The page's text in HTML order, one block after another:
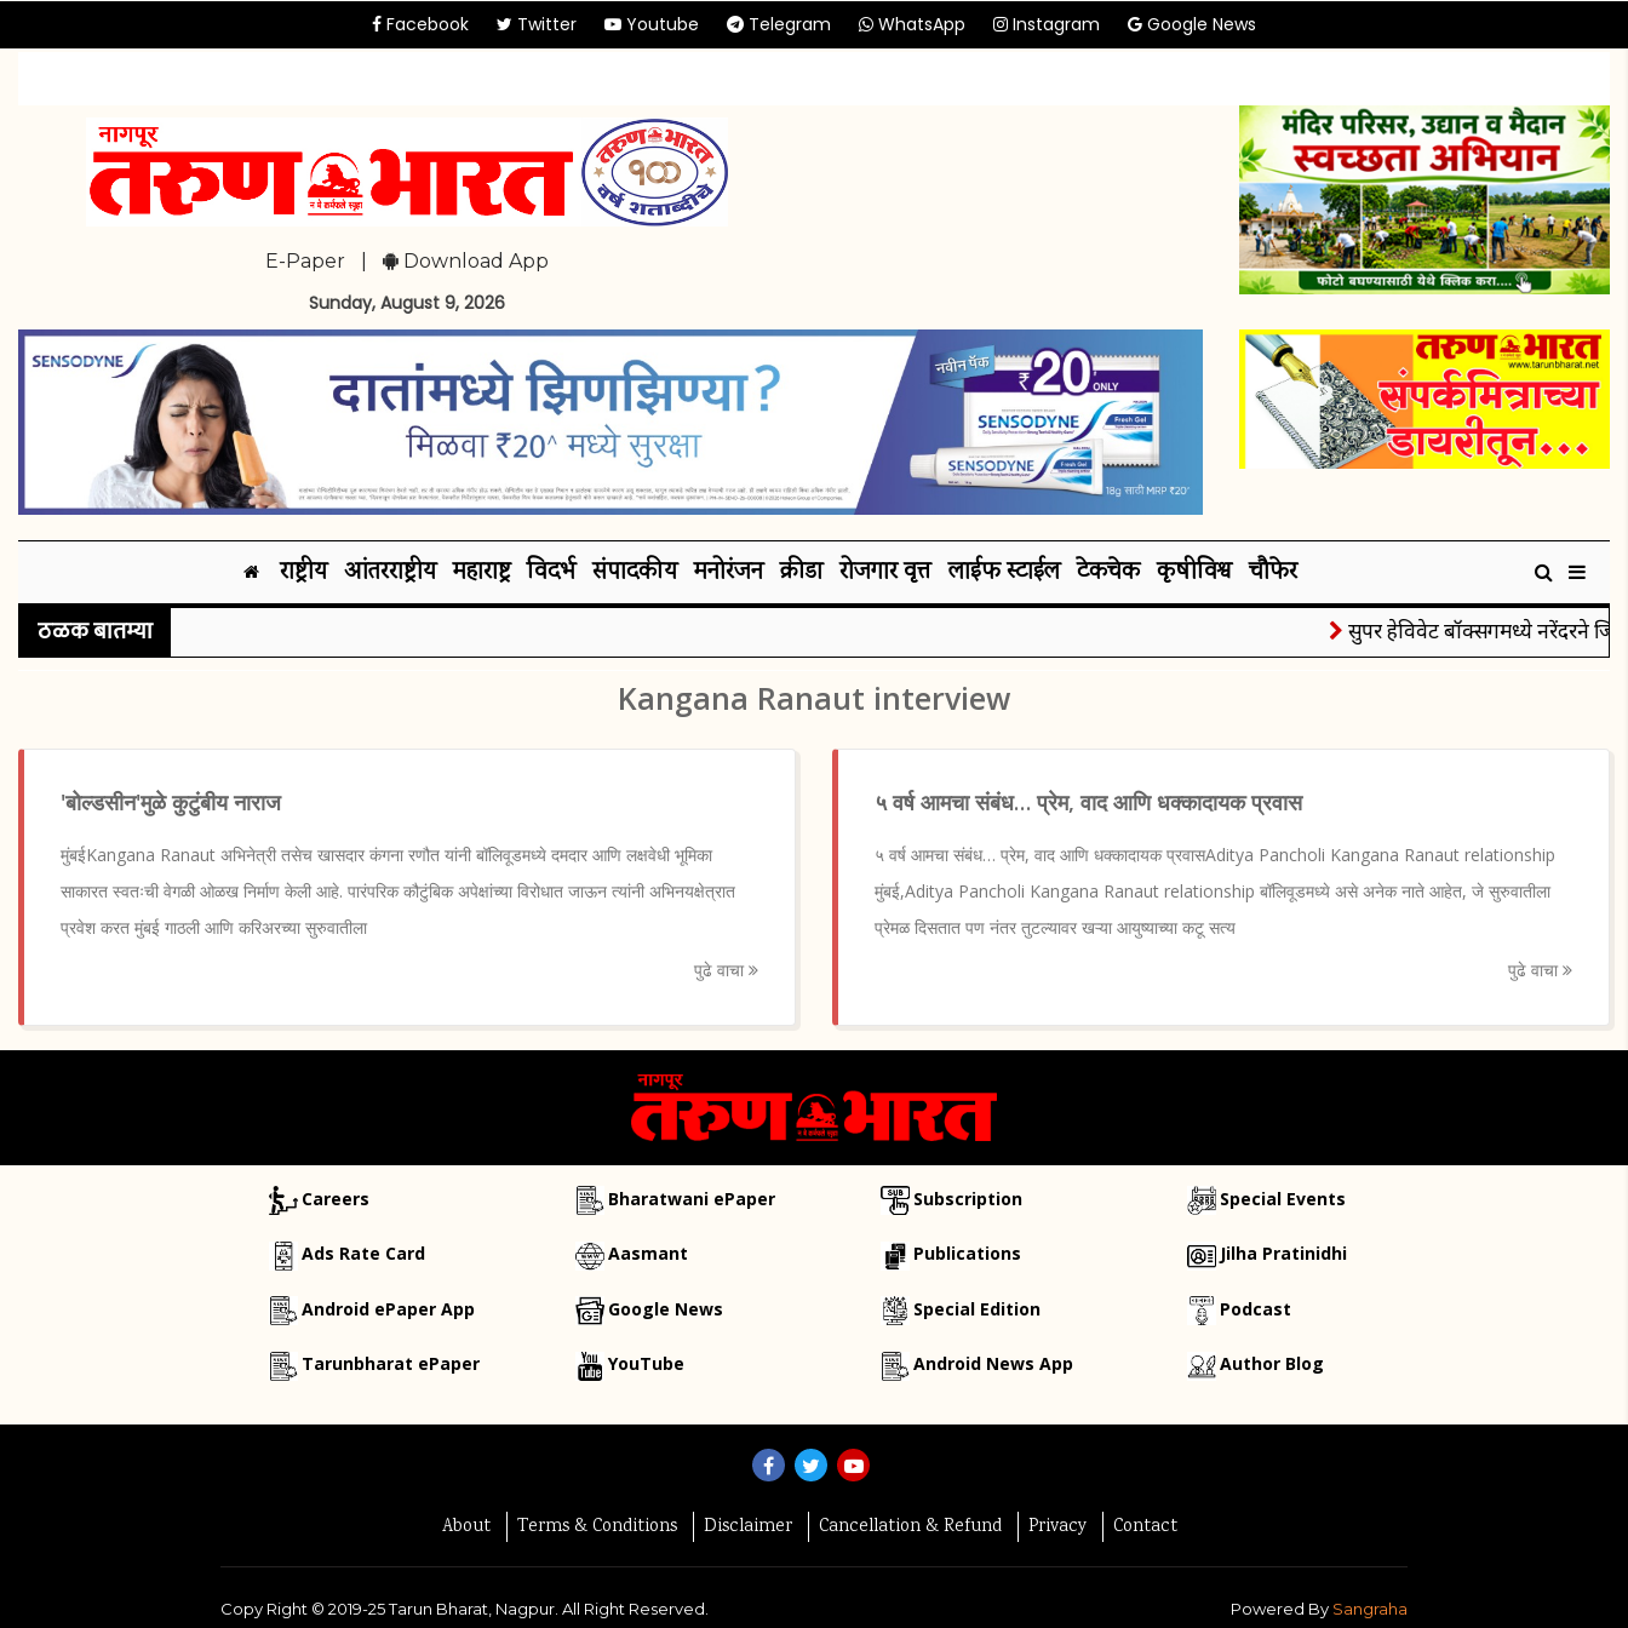
Facebook Twitter Youtube Telegram WhatsApp Instagram Google News
E-Paper Download App
Sunday, August 9, 2026
राष्ट्रीय आंतरराष्ट्रीय महाराष्ट्र विदर्भ संपादकीय मनोरंजन क्रीडा रोजगार वृत्त लाईफ स्टाईल टेकचेक कृषीविश्व चौफेर
ठळक बातम्या सुपर हेविवेट बॉक्सिंगमध्ये नरेंदरने
Kangana Ranaut interview
'बोल्डसीन'मुळे कुटुंबीय नाराज
मुंबईKangana Ranaut अभिनेत्री तसेच खासदार कंगना रणौत यांनी बॉलिवूडमध्ये दमदार आणि लक्षवेधी भूमिका
साकारत स्वतःची वेगळी ओळख निर्माण केली आहे. पारंपरिक कौटुंबिक अपेक्षांच्या विरोधात जाऊन त्यांनी अभिनयक्षेत्रात
प्रवेश करत मुंबई गाठली आणि करिअरच्या सुरुवातीला
पुढे वाचा
५ वर्ष आमचा संबंध… प्रेम, वाद आणि धक्कादायक प्रवास
५ वर्ष आमचा संबंध… प्रेम, वाद आणि धक्कादायक प्रवासAditya Pancholi Kangana Ranaut relationship
मुंबई,Aditya Pancholi Kangana Ranaut relationship बॉलिवूडमध्ये असे अनेक नाते आहेत, जे सुरुवातीला
प्रेमळ दिसतात पण नंतर तुटल्यावर खऱ्या आयुष्याच्या कटू सत्य
पुढे वाचा
Careers
Ads Rate Card
Android ePaper App
Tarunbharat ePaper
Bharatwani ePaper
Aasmant
Google News
YouTube
Subscription
Publications
Special Edition
Android News App
Special Events
Jilha Pratinidhi
Podcast
Author Blog
About Terms & Conditions Disclaimer Cancellation & Refund Privacy Contact
Copy Right © 2019-25Tarun Bharat, Nagpur. All Right Reserved. Powered By Sangraha